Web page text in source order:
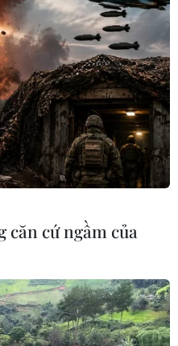
căn cứ ngầm của